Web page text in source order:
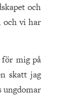
och
och vi har
för mig på
skatt jag
ungdomar